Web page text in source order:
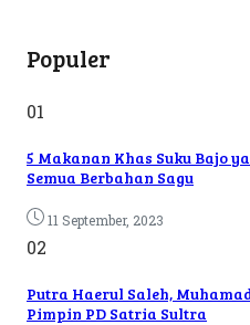
Populer
01
5 Makanan Khas Suku Bajo
Semua Berbahan Sagu
11 September, 2023
02
Putra Haerul Saleh,
Pimpin PD Satria Sultra